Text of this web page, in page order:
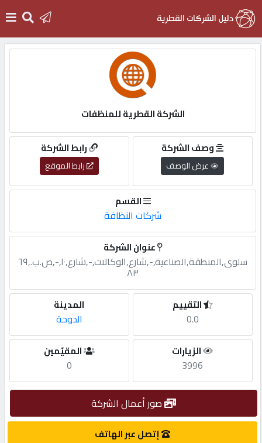
التسجيل
English
أضف
مطلوب
اشتراك
الاحصائيات
الأقسام
الشركة القطرية للمنظفات
رابط الشركة
رابط الموقع
وصف الشركة
عرض الوصف
القسم
شركات النظافة
عنوان الشركة
سلوى,المنطقة,الصناعية,-,شارع,الوكالات,-,شارع,١٠,-,ص.ب.,٦٩
٨٣
المدينة
الدوحة
التقييم
0.0
المقيّمين
0
الزيارات
3996
صور أعمال الشركة
إتصل عبر الهاتف